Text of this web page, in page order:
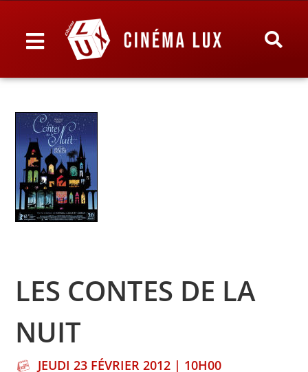
LES CONTES DE LA
NUIT
JEUDI 23 FÉVRIER 2012 | 10H00